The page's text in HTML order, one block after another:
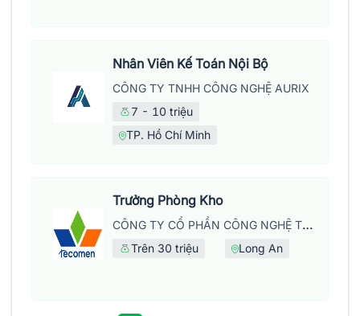
Nhân Viên Kế Toán Nội Bộ
CÔNG TY TNHH CÔNG NGHỆ AURIX
7 - 10 triệu
TP. Hồ Chí Minh
Trưởng Phòng Kho
CÔNG TY CỔ PHẦN CÔNG NGHỆ TECOMEN
Trên 30 triệu Long An